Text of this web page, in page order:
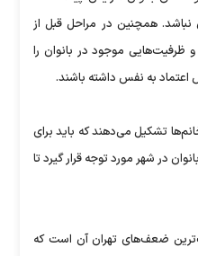
نباشد. همچنین در مراحل قبل از
ظرفیت‌هایی موجود در بانوان را
اعتماد به نفس داشته باشند.
را خانم‌ها تشکیل می‌دهند که باید برای
در شهر مورد توجه قرار گیرد تا
ضعف‌های تهران آن است که